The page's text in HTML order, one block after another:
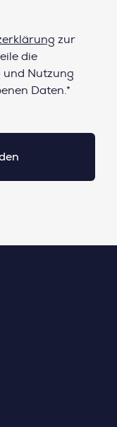
zur
die
und Nutzung
Daten.*